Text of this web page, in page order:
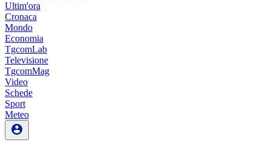
Ultim'ora
Cronaca
Mondo
Economia
TgcomLab
Televisione
TgcomMag
Video
Schede
Sport
Meteo